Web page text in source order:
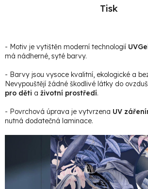
Tisk
- Motiv je vytištěn moderní technologií
má nádherné, syté barvy.
- Barvy jsou vysoce kvalitní, ekologické a
Nevypouštějí žádné škodlivé látky do
pro děti a životní prostředí.
- Povrchová úprava je vytvrzena UV
nutná dodatečná laminace.